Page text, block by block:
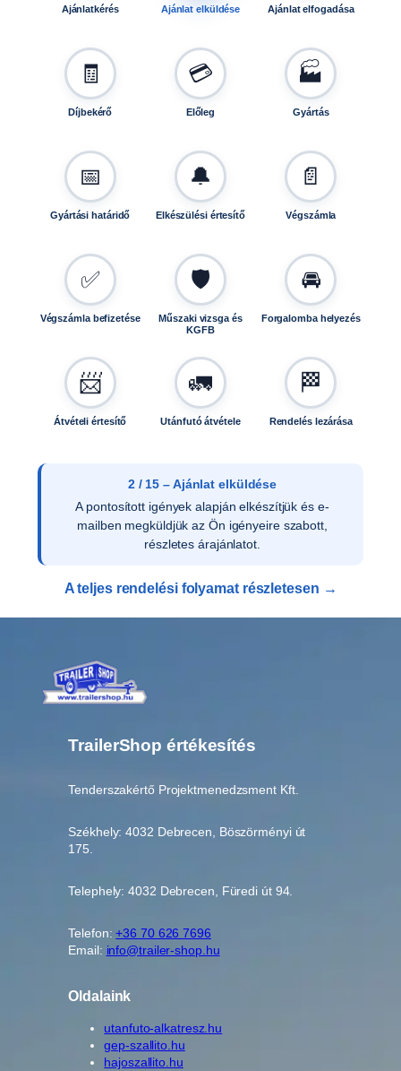
Ajánlatkérés Ajánlat elküldése Ajánlat elfogadása
🧾
Díjbekérő
💳
Előleg
🏭
Gyártás
📅
Gyártási határidő
🔔
Elkészülési értesítő
📄
Végszámla
✅
Végszámla befizetése
🛡️
Műszaki vizsga és
KGFB
🚘
Forgalomba helyezés
📨
Átvételi értesítő
🚛
Utánfutó átvétele
🏁
Rendelés lezárása
2 / 15 – Ajánlat elküldése
A pontosított igények alapján elkészítjük és e-
mailben megküldjük az Ön igényeire szabott,
részletes árajánlatot.
A teljes rendelési folyamat részletesen →
TrailerShop értékesítés
Tenderszakértő Projektmenedzsment Kft.
Székhely: 4032 Debrecen, Böszörményi út
175.
Telephely: 4032 Debrecen, Füredi út 94.
Telefon:+36 70 626 7696
Email: info@trailer-shop.hu
Oldalaink
utanfuto-alkatresz.hu
gep-szallito.hu
hajoszallito.hu